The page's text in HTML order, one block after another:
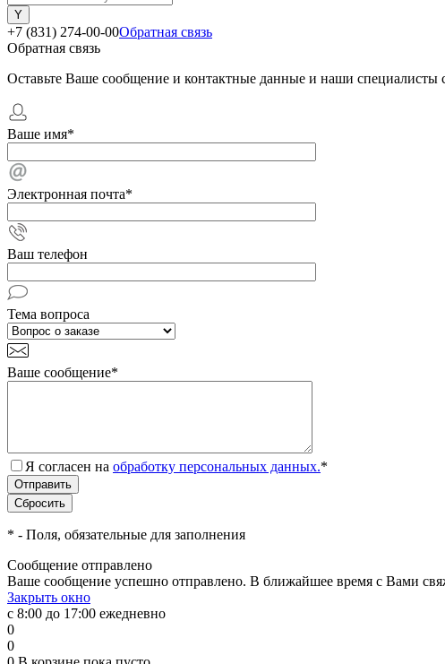
+7 (831) 274-00-00Обратная связь
Обратная связь
Оставьте Ваше сообщение и контактные данные и наши
Ваше имя*
Электронная почта*
Ваш телефон
Тема вопроса
Ваше сообщение*
Я согласен на обработку персональных данных.*
* - Поля, обязательные для заполнения
Сообщение отправлено
Ваше сообщение успешно отправлено. В ближайшее время с Вами
Закрыть окно
с 8:00 до 17:00 ежедневно
0
0